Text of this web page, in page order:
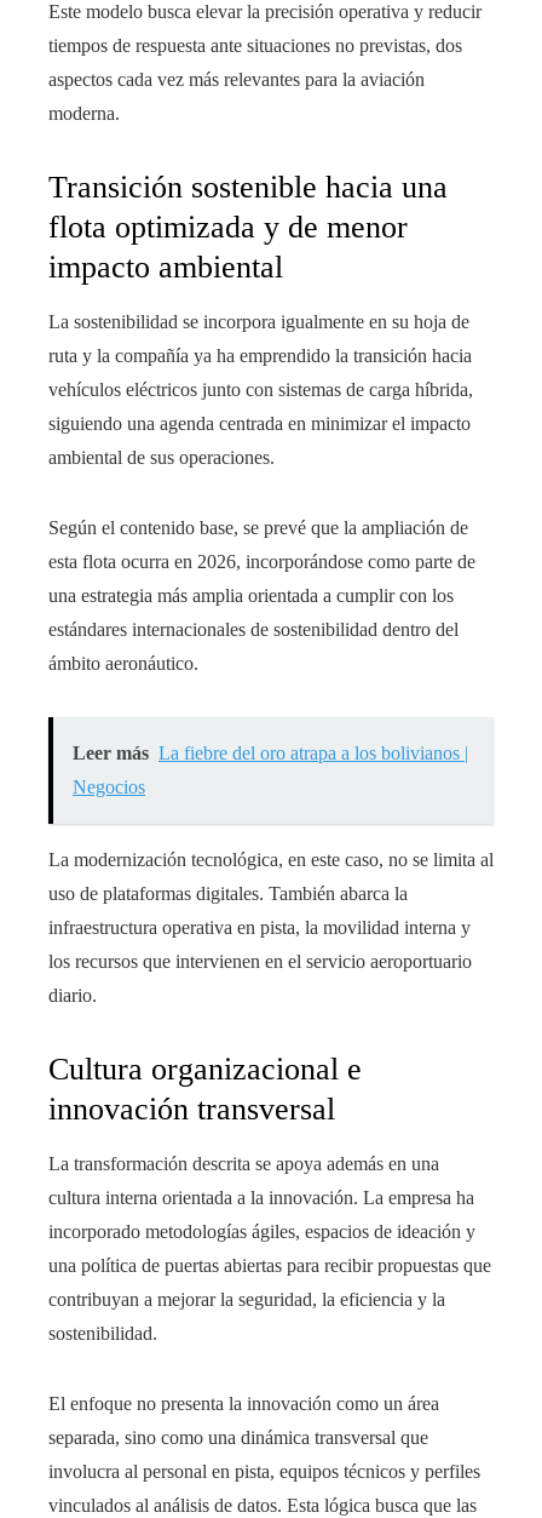
Este modelo busca elevar la precisión operativa y reducir
tiempos de respuesta ante situaciones no previstas, dos
aspectos cada vez más relevantes para la aviación
moderna.
Transición sostenible hacia una
flota optimizada y de menor
impacto ambiental
La sostenibilidad se incorpora igualmente en su hoja de
ruta y la compañía ya ha emprendido la transición hacia
vehículos eléctricos junto con sistemas de carga híbrida,
siguiendo una agenda centrada en minimizar el impacto
ambiental de sus operaciones.
Según el contenido base, se prevé que la ampliación de
esta flota ocurra en 2026, incorporándose como parte de
una estrategia más amplia orientada a cumplir con los
estándares internacionales de sostenibilidad dentro del
ámbito aeronáutico.
Leer más La fiebre del oro atrapa a los bolivianos |
Negocios
La modernización tecnológica, en este caso, no se limita al
uso de plataformas digitales. También abarca la
infraestructura operativa en pista, la movilidad interna y
los recursos que intervienen en el servicio aeroportuario
diario.
Cultura organizacional e
innovación transversal
La transformación descrita se apoya además en una
cultura interna orientada a la innovación. La empresa ha
incorporado metodologías ágiles, espacios de ideación y
una política de puertas abiertas para recibir propuestas que
contribuyan a mejorar la seguridad, la eficiencia y la
sostenibilidad.
El enfoque no presenta la innovación como un área
separada, sino como una dinámica transversal que
involucra al personal en pista, equipos técnicos y perfiles
vinculados al análisis de datos. Esta lógica busca que las